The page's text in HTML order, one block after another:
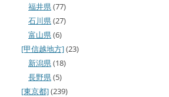
福井県(77)
石川県(27)
富山県(6)
[甲信越地方](23)
新潟県(18)
長野県(5)
[東京都](239)